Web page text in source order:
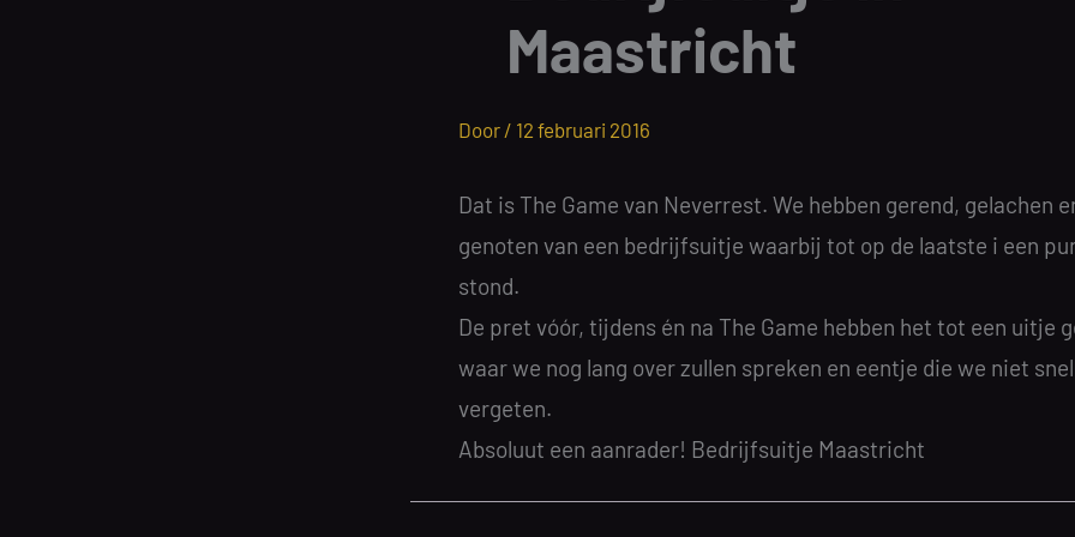
Maastricht
Door / 12 februari 2016
Dat is The Game van Neverrest. We hebben gerend, gelachen
genoten van een bedrijfsuitje waarbij tot op de laatste i een
stond.
De pret vóór, tijdens én na The Game hebben het tot een uitje
waar we nog lang over zullen spreken en eentje die we niet snel
vergeten.
Absoluut een aanrader! Bedrijfsuitje Maastricht